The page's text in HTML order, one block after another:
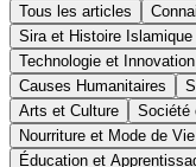
Tous les articles
Sira et Histoire Islamique
Technologie et Innovation
Causes Humanitaires
Arts et Culture
Société
Nourriture et Mode de Vie
Éducation et